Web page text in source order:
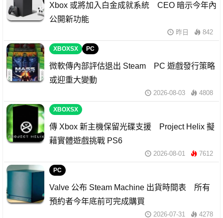
Xbox 或將加入白金成就系統 CEO 暗示今年內
公開新功能
昨日 842
XBOXSX PC
微軟傳內部評估退出 Steam PC 遊戲發行策略
或迎重大變動
2026-08-03 4808
XBOXSX
傳 Xbox 新主機保留光碟支援 Project Helix 擬
藉實體遊戲挑戰 PS6
2026-08-01 7612
PC
Valve 公布 Steam Machine 出貨時間表 所有
預約者今年底前可完成購買
2026-07-31 4278